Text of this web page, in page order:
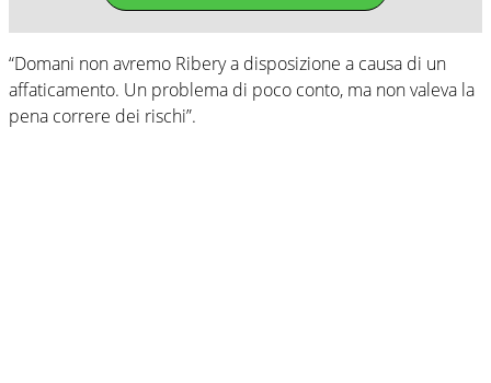
“Domani non avremo Ribery a disposizione a causa di un
affaticamento. Un problema di poco conto, ma non valeva la
pena correre dei rischi”.